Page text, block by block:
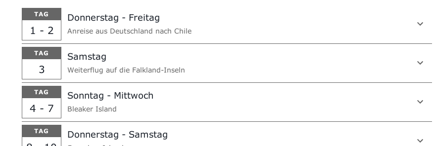
TAG
1 - 2
Donnerstag - Freitag
Anreise aus Deutschland nach Chile
TAG
3
Samstag
Weiterflug auf die Falkland-Inseln
TAG
4 - 7
Sonntag - Mittwoch
Bleaker Island
TAG Donnerstag - Samstag